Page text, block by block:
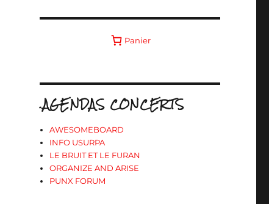
Panier
.AGENDAS CONCERTS
AWESOMEBOARD
INFO USURPA
LE BRUIT ET LE FURAN
ORGANIZE AND ARISE
PUNX FORUM